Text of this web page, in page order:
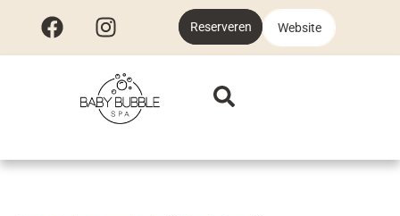
Reserveren Website